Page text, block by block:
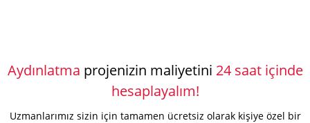
Aydınlatma projenizin maliyetini 24 saat içinde
hesaplayalım!
Uzmanlarımız sizin için tamamen ücretsiz olarak kişiye özel bir